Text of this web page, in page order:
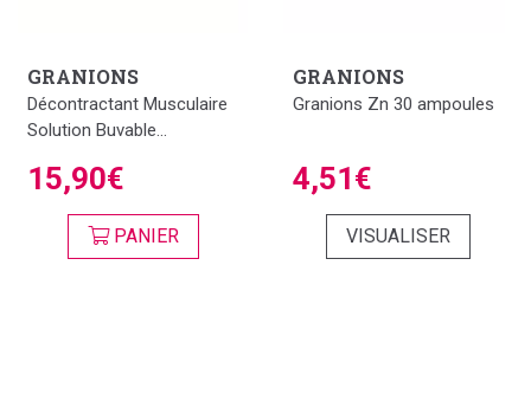
GRANIONS
Décontractant Musculaire
Solution Buvable...
15,90€
PANIER
GRANIONS
Granions Zn 30 ampoules
4,51€
VISUALISER